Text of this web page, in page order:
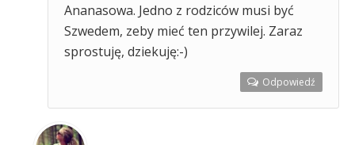
Ananasowa. Jedno z rodziców musi być
Szwedem, zeby mieć ten przywilej. Zaraz
sprostuję, dziekuję:-)
Odpowiedź